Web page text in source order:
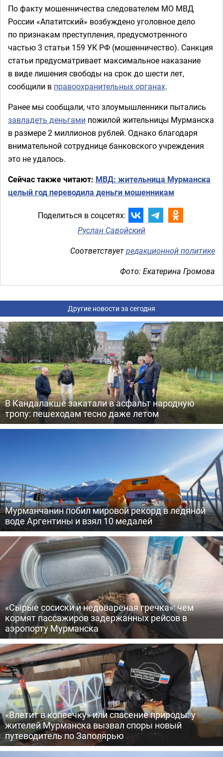
По факту мошенничества следователем МО МВД
России «Апатитский» возбуждено уголовное дело
по признакам преступления, предусмотренного
частью 3 статьи 159 УК РФ (мошенничество). Санкция
статьи предусматривает максимальное наказание
в виде лишения свободы на срок до шести лет,
сообщили в правоохранительных органах.
Ранее мы сообщали, что злоумышленники пытались
завладеть деньгами пожилой жительницы Мурманска
в размере 2 миллионов рублей. Однако благодаря
внимательной сотруднице банковского учреждения
это не удалось.
Сейчас также читают: МВД: жительница Мурманска
целый год переводила деньги мошенникам
Поделиться в соцсетях:
Руслан Савойский
Соответствуетредакционной политике
Фото: Екатерина Громова
Другие новости за сегодня
В Кандалакше закатали в асфальт народную
тропу: пешеходам тесно даже летом
Мурманчанин побил мировой рекорд в ледяной
воде Аргентины и взял 10 медалей
«Сырые сосиски и недовареная гречка»: чем
кормят пассажиров задержанных рейсов в
аэропорту Мурманска
«Влетит в копеечку» или спасение природы: у
жителей Мурманска вызвал споры новый
путеводитель по Заполярью